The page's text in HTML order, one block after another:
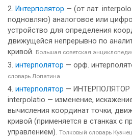
Интерполятор — (от лат.
подновляю) аналоговое или
устройство для определения
движущейся непрерывно по
кривой. Большая советская
интерполятор — орф.
словарь Лопатина
интерполятор — ИНТЕРПОЛЯТОР
interpolatio — изменение,
вычисления координат точки,
кривой (применяется в станках с
управлением). Толковый словарь